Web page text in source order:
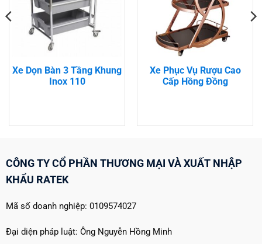
Xe Dọn Bàn 3 Tầng Khung
Inox 110
Xe Phục Vụ Rượu Cao
Cấp Hồng Đồng
CÔNG TY CỔ PHẦN THƯƠNG MẠI VÀ XUẤT NHẬP
KHẨU RATEK
Mã số doanh nghiệp: 0109574027
Đại diện pháp luật: Ông Nguyễn Hồng Minh